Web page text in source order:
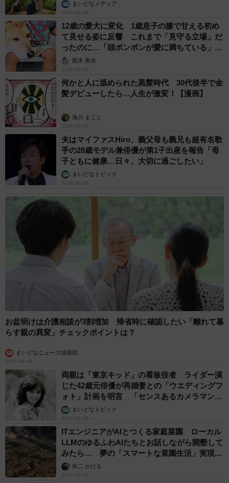
がトップ3となりました。その他、「経済的に安定している
（58.2%）」「誠実で紳士的（49.4%）」「人生経験が豊富
で尊敬できる（44.2%）」なども重視されています。
10/11
年上からのアプローチで「アリだな」と思う条件は？（複数選択可）
（提供画像）
重視する条件には顕著な男女差が見られました。女性は
「清潔感（83.9%）」「経済的安定（76.3%）」「誠実さ
（72.7%）」を重視。男性は「趣味・価値観（67.3%）」
「清潔感（64.5%）」「気持ち尊重（53.1%）」を重視。経
済的安定をめぐっては、女性と男性で重要度に大きな差が
年上からのアプローチで「ナシだな」と思う要因は？（複数選択可）
（提供画像）
一方、敬遠される要因は「上から目線・偉そうな態度」
まいどなメディア
2026.08.08
12歳の愛犬に変化 1歳息子の膝で甘える初め
て見せる姿に反響 これまで「見守る立場」だ
ったのに…「頭ポンポンが愛に満ちている」
「尊…」
梨木 香奈
2026.08.08
何かと人に舐められた黒髪時代 30代後半で金
髪デビューしたら…人生が激変！【漫画】
海川 まこと
2026.08.08
夫はマイファスHiro、義父母も義兄も超有名歌
手の28歳モデル兼俳優が第1子出産を報告「母
子ともに健康…日々、大切に過ごしたい」
まいどなトピック
2026.08.08
お盆明けは介護相談が3割増加 帰省時に確認したい「離れて暮
らす親の異変」チェックポイントは？
まいどなニュース情報部
2026.08.08
両親は「東京キッド」の看板役者 ライダー演
じた42歳元俳優が再婚妻との「ウエディングフ
ォト」計画を明言 「センスあるカメラマン求
む」まいどなトピック
2026.08.08
ITエンジニアがAIとつくる家庭菜園 ローカル
LLMのゆるふわAIたちとお話しながら開墾して
みたら… 夢の「スマートな菜園生活」実現な
るか井二 かける
2026.08.08